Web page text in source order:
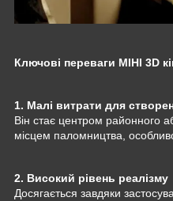
Ключові переваги МІНІ 3D
1. Малі витрати для
Він стає центром районного
місцем паломництва, особливо
2. Високий рівень реалізму
Досягається завдяки